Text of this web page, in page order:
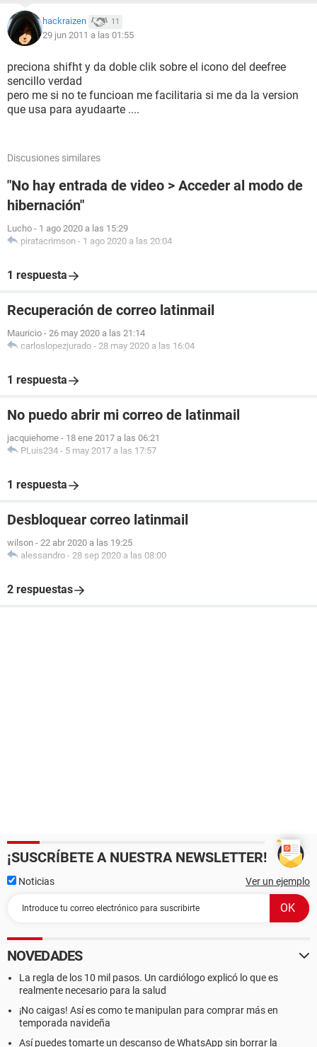
hackraizen 11
29 jun 2011 a las 01:55
preciona shifht y da doble clik sobre el icono del deefree
sencillo verdad
pero me si no te funcioan me facilitaria si me da la version
que usa para ayudaarte ....
Discusiones similares
"No hay entrada de video > Acceder al modo de
hibernación"
Lucho - 1 ago 2020 a las 15:29
piratacrimson - 1 ago 2020 a las 20:04
1 respuesta
Recuperación de correo latinmail
Mauricio - 26 may 2020 a las 21:14
carloslopezjurado - 28 may 2020 a las 16:04
1 respuesta
No puedo abrir mi correo de latinmail
jacquiehome - 18 ene 2017 a las 06:21
PLuis234 - 5 may 2017 a las 17:57
1 respuesta
Desbloquear correo latinmail
wilson - 22 abr 2020 a las 19:25
alessandro - 28 sep 2020 a las 08:00
2 respuestas
¡SUSCRÍBETE A NUESTRA NEWSLETTER!
Noticias Ver un ejemplo
NOVEDADES
La regla de los 10 mil pasos. Un cardiólogo explicó lo que es
realmente necesario para la salud
¡No caigas! Así es como te manipulan para comprar más en
temporada navideña
Así puedes tomarte un descanso de WhatsApp sin borrar la